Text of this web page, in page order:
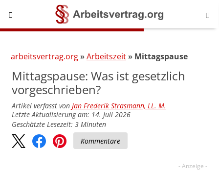
arbeitsvertrag.org Arbeitszeit Mittagspause
Mittagspause: Was ist gesetzlich
vorgeschrieben?
Artikel verfasst von Jan Frederik Strasmann, LL. M.
Letzte Aktualisierung am: 14. Juli 2026
Geschätzte Lesezeit: 3 Minuten
Kommentare